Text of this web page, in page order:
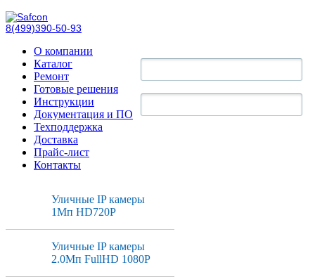
8(499)390-50-93
О компании
Каталог
Ремонт
Готовые решения
Инструкции
Документация и ПО
Техподдержка
Доставка
Прайс-лист
Контакты
Уличные IP камеры
1Мп HD720P
Уличные IP камеры
2.0Мп FullHD 1080P